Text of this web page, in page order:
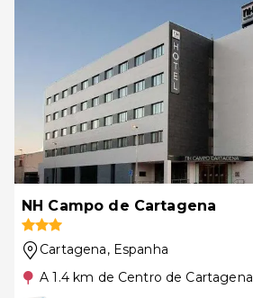
NH Campo de Cartagena
Cartagena, Espanha
A 1.4 km de Centro de Cartagena